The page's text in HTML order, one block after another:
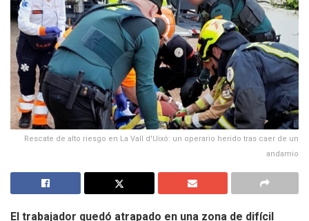
Rescate de alto riesgo en La Vall d'Uixó: un operario herido tras caer de un
andamio
El trabajador quedó atrapado en una zona de difícil